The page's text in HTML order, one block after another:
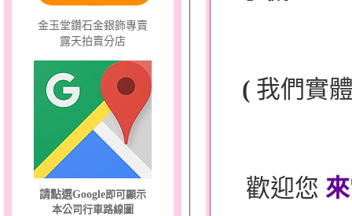
金玉堂鑽石金銀飾專賣
露天拍賣分店
請點選Google即可顯示
本公司行車路線圖
( 我們實
歡迎您